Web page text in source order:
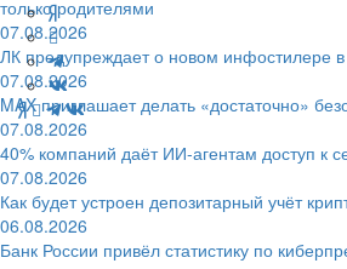
только родителями
07.08.2026
ЛК предупреждает о новом инфостилере
07.08.2026
MAX приглашает делать «достаточно»
07.08.2026
40% компаний даёт ИИ‑агентам доступ к
07.08.2026
Как будет устроен депозитарный учёт
06.08.2026
Банк России привёл статистику по